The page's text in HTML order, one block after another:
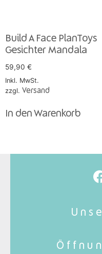
Build A Face PlanToys
Gesichter Mandala
59,90 €
Inkl. MwSt.
zzgl. Versand
In den Warenkorb